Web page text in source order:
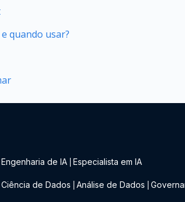
quando usar?
Engenharia de IA Especialista em IA
Ciência de Dados Análise de Dados